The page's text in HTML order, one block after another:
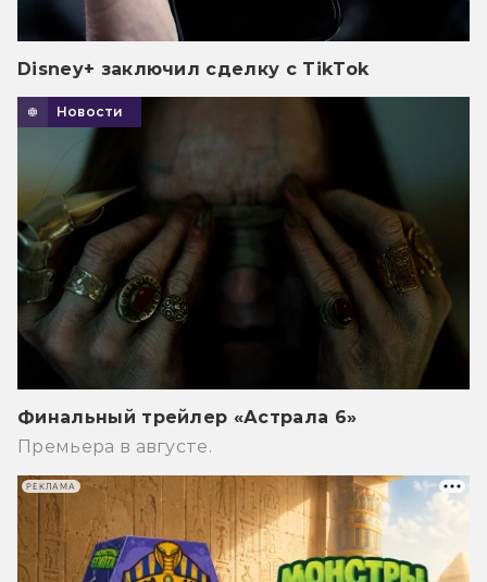
Disney+ заключил сделку с TikTok
Новости
Финальный трейлер «Астрала 6»
Премьера в августе.
РЕКЛАМА